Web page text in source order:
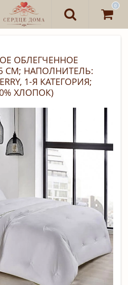
0
ОБЛЕГЧЕННОЕ
СМ; НАПОЛНИТЕЛЬ:
1-Я КАТЕГОРИЯ;
ХЛОПОК)